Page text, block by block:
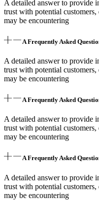
A detailed answer to provide
trust with potential
may be encountering
A Frequently Asked
A detailed answer to provide
trust with potential
may be encountering
A Frequently Asked
A detailed answer to provide
trust with potential
may be encountering
A Frequently Asked
A detailed answer to provide
trust with potential
may be encountering